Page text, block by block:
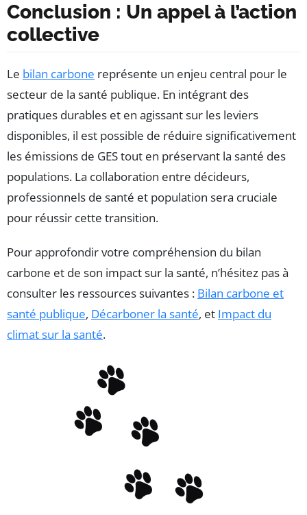
Conclusion : Un appel à l’action
collective
Le bilan carbone représente un enjeu central pour le
secteur de la santé publique. En intégrant des
pratiques durables et en agissant sur les leviers
disponibles, il est possible de réduire significativement
les émissions de GES tout en préservant la santé des
populations. La collaboration entre décideurs,
professionnels de santé et population sera cruciale
pour réussir cette transition.
Pour approfondir votre compréhension du bilan
carbone et de son impact sur la santé, n’hésitez pas à
consulter les ressources suivantes : Bilan carbone et
santé publique, Décarboner la santé, et Impact du
climat sur la santé.